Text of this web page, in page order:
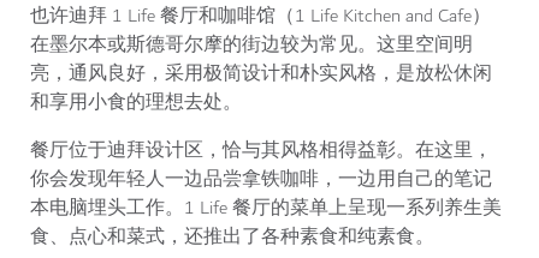
也许迪拜 1 Life 餐厅和咖啡馆（1 Life Kitchen and Cafe）
在墨尔本或斯德哥尔摩的街边较为常见。这里空间明
亮，通风良好，采用极简设计和朴实风格，是放松休闲
和享用小食的理想去处。
餐厅位于迪拜设计区，恰与其风格相得益彰。在这里，
你会发现年轻人一边品尝拿铁咖啡，一边用自己的笔记
本电脑埋头工作。1 Life 餐厅的菜单上呈现一系列养生美
食、点心和菜式，还推出了各种素食和纯素食。